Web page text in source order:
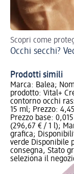
Scopri come
Occhi secchi?
Prodotti simili
Marca: Balea;
prodotto: Vital+
contorno occhi
15 ml; Prezzo:
Prezzo base:
(296,67 € / 1 l);
grafica;
verde Disponibile
consegna, Stato
seleziona il